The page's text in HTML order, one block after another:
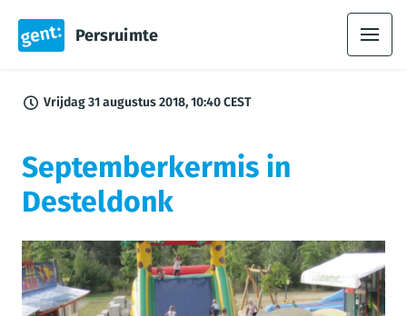
Persruimte
Vrijdag 31 augustus 2018, 10:40 CEST
Septemberkermis in
Desteldonk